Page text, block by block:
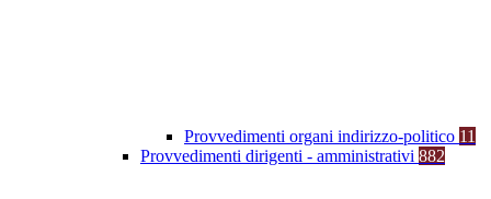
Provvedimenti organi indirizzo-politico 11
Provvedimenti dirigenti - amministrativi 882